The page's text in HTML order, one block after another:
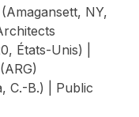
NY,
États-Unis) |
C.-B.) | Public